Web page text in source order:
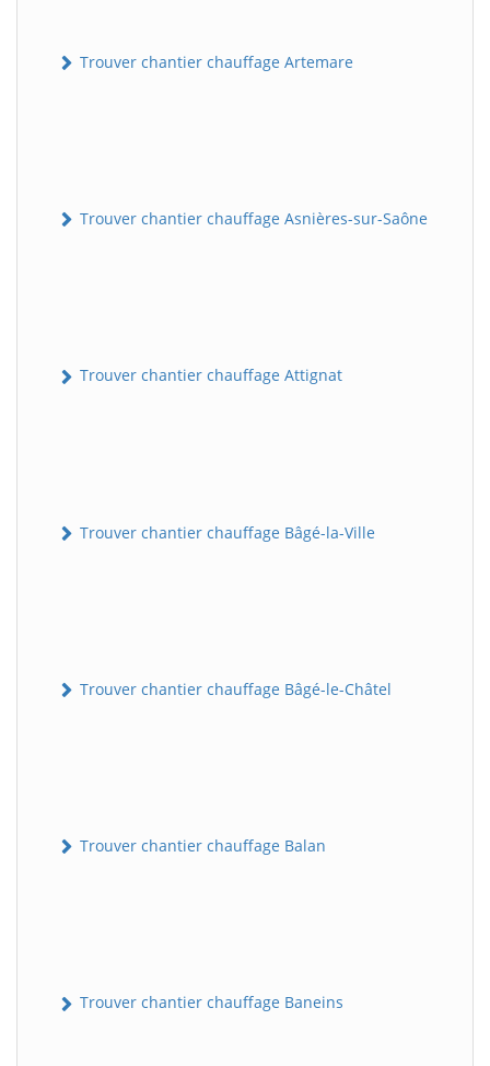
Trouver chantier chauffage Artemare
Trouver chantier chauffage Asnières-sur-Saône
Trouver chantier chauffage Attignat
Trouver chantier chauffage Bâgé-la-Ville
Trouver chantier chauffage Bâgé-le-Châtel
Trouver chantier chauffage Balan
Trouver chantier chauffage Baneins